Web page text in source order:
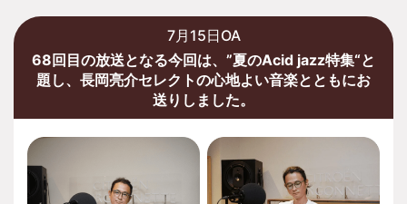
7月15日OA
68回目の放送となる今回は、”夏のAcid jazz特集“と
題し、長岡亮介セレクトの心地よい音楽とともにお
送りしました。